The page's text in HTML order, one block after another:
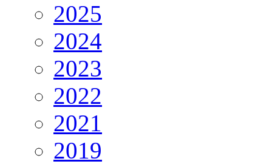
2025
2024
2023
2022
2021
2019